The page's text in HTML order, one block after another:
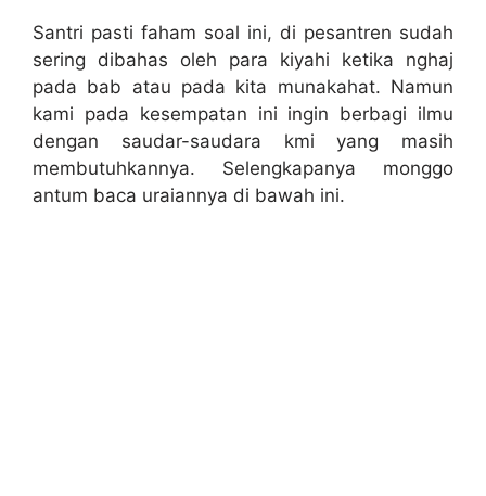
Santri pasti faham soal ini, di pesantren sudah
sering dibahas oleh para kiyahi ketika nghaj
pada bab atau pada kita munakahat. Namun
kami pada kesempatan ini ingin berbagi ilmu
dengan saudar-saudara kmi yang masih
membutuhkannya. Selengkapanya monggo
antum baca uraiannya di bawah ini.